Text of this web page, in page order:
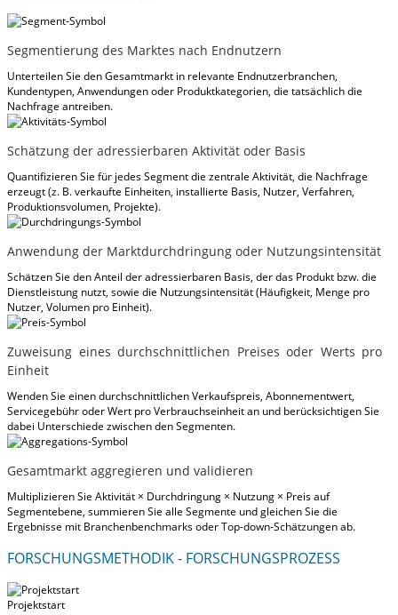
Segmentierung des Marktes nach Endnutzern
Unterteilen Sie den Gesamtmarkt in relevante Endnutzerbranchen,
Kundentypen, Anwendungen oder Produktkategorien, die tatsächlich die
Nachfrage antreiben.
Schätzung der adressierbaren Aktivität oder Basis
Quantifizieren Sie für jedes Segment die zentrale Aktivität, die Nachfrage
erzeugt (z. B. verkaufte Einheiten, installierte Basis, Nutzer, Verfahren,
Produktionsvolumen, Projekte).
Anwendung der Marktdurchdringung oder Nutzungsintensität
Schätzen Sie den Anteil der adressierbaren Basis, der das Produkt bzw. die
Dienstleistung nutzt, sowie die Nutzungsintensität (Häufigkeit, Menge pro
Nutzer, Volumen pro Einheit).
Zuweisung eines durchschnittlichen Preises oder Werts pro
Einheit
Wenden Sie einen durchschnittlichen Verkaufspreis, Abonnementwert,
Servicegebühr oder Wert pro Verbrauchseinheit an und berücksichtigen Sie
dabei Unterschiede zwischen den Segmenten.
Gesamtmarkt aggregieren und validieren
Multiplizieren Sie Aktivität × Durchdringung × Nutzung × Preis auf
Segmentebene, summieren Sie alle Segmente und gleichen Sie die
Ergebnisse mit Branchenbenchmarks oder Top-down-Schätzungen ab.
FORSCHUNGSMETHODIK - FORSCHUNGSPROZESS
Projektstart